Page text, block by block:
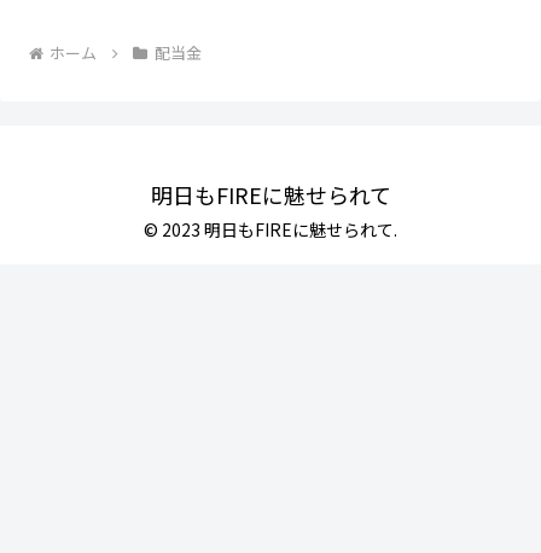
ホーム 配当金
明日もFIREに魅せられて
© 2023 明日もFIREに魅せられて.